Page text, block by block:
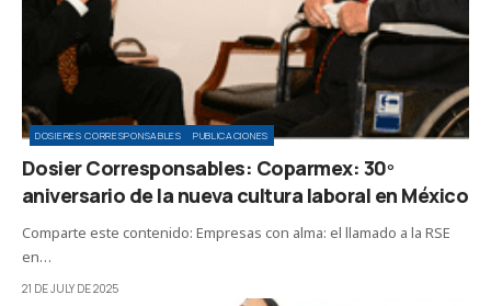
DOSIERES CORRESPONSABLES PUBLICACIONES
Dosier Corresponsables: Coparmex: 30º
aniversario de la nueva cultura laboral en México
Comparte este contenido: Empresas con alma: el llamado a la RSE
en…
21 DE JULY DE 2025